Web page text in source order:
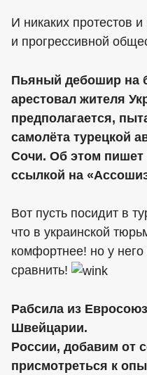
И никаких протестов
и прогрессивной
Пьяный дебошир на
арестовал жителя
предполагается,
самолёта турецкой
Сочи. Об этом
ссылкой на
Вот пусть посидит в
что в украинской
комфортнее! но у
сравнить!
Рабсила из
Швейцарии.
России, добавим от
присмотреться к